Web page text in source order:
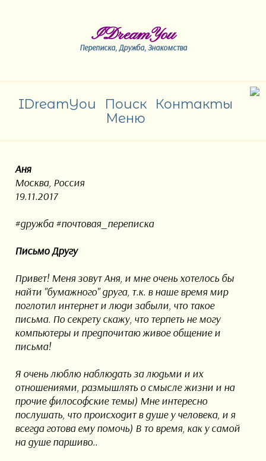
IDreamYou
Переписка, Дружба, Знакомства
IDreamYou Поиск
Контакты
Меню
Аня
Москва, Россия
19.11.2017
#дружба #почтовая_переписка
Письмо Другу
Привет! Меня зовут Аня, и мне очень хотелось бы
найти "бумажного" друга, т.к. в наше время мир
поглотил интернет и люди забыли, что такое
письма. По секрету скажу, что терпеть не могу
компьютеры и предпочитаю живое общение и
письма!
Я очень люблю наблюдать за людьми и их
отношениями, размышлять о смысле жизни и на
прочие философские темы) Мне интересно
послушать, что происходит в душе у человека, и я
всегда готова ему помочь) В то время, как у самой
на душе паршиво..